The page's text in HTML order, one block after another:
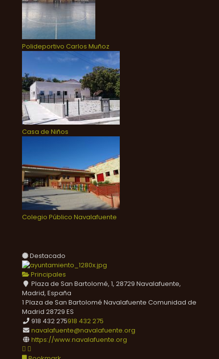
Polideportivo Carlos Muñoz
Casa de Niños
Colegio Público Navalafuente
Destacado
Principales
Plaza de San Bartolomé, 1, 28729 Navalafuente,
Madrid, España
1 Plaza de San Bartolomé Navalafuente Comunidad de
Madrid 28729 ES
918 432 275918 432 275
navalafuente@navalafuente.org
https://www.navalafuente.org